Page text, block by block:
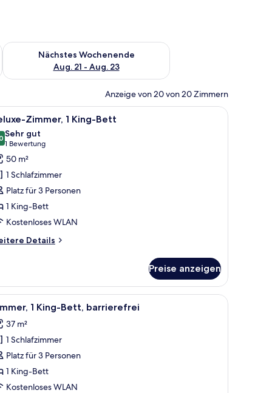
Aug. 14 - Aug. 16.
Nächstes Wochenende
Aug. 21 - Aug. 23
Überprüfe die Verfügbarkeit für nächstes Wochenende, Aug.
Anzeige von 20 von 20 Zimmern
Handtücher, Seife 50-Zoll-LED-Fernseher mit
24 Zimmer, 1 King-Bett
von 10
Sehr gut
1 Bewertung
(1
Bewertung)
50 m²
1 Schlafzimmer
Platz für 3 Personen
1 King-Bett
Kostenloses WLAN
Details
Preise anzeigen
Bettwaren, Pillowtop-Betten, Minibar, Zimmersafe
Zimmer, 1 King-Bett, barrierefrei |
8 1 King-Bett, barrierefrei
37 m²
1 Schlafzimmer
Platz für 3 Personen
1 King-Bett
Kostenloses WLAN